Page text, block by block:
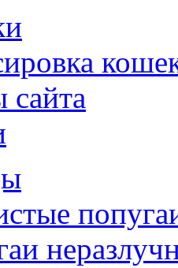
сайта